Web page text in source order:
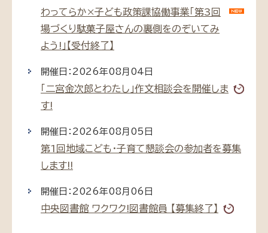
わってらか×子ども政策課協働事業「第3回
場づくり駄菓子屋さんの裏側をのぞいてみ
よう!」【受付終了】
開催日：2026年08月04日
「二宮金次郎とわたし」作文相談会を開催しま
す!
開催日：2026年08月05日
第1回地域こども・子育て懇談会の参加者を募集
します!!
開催日：2026年08月06日
中央図書館 ワクワク!図書館員 【募集終了】